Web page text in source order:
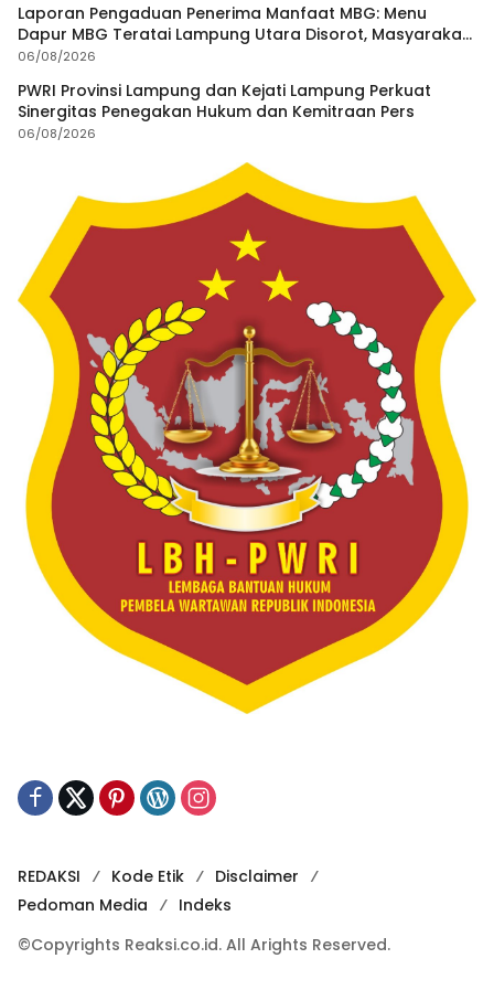
Laporan Pengaduan Penerima Manfaat MBG: Menu
Dapur MBG Teratai Lampung Utara Disorot, Masyarakat
Minta Satgas Lakukan Investigasi
06/08/2026
PWRI Provinsi Lampung dan Kejati Lampung Perkuat
Sinergitas Penegakan Hukum dan Kemitraan Pers
06/08/2026
REDAKSI Kode Etik
Disclaimer
Pedoman Media
Indeks
©Copyrights Reaksi.co.id. All Arights Reserved.